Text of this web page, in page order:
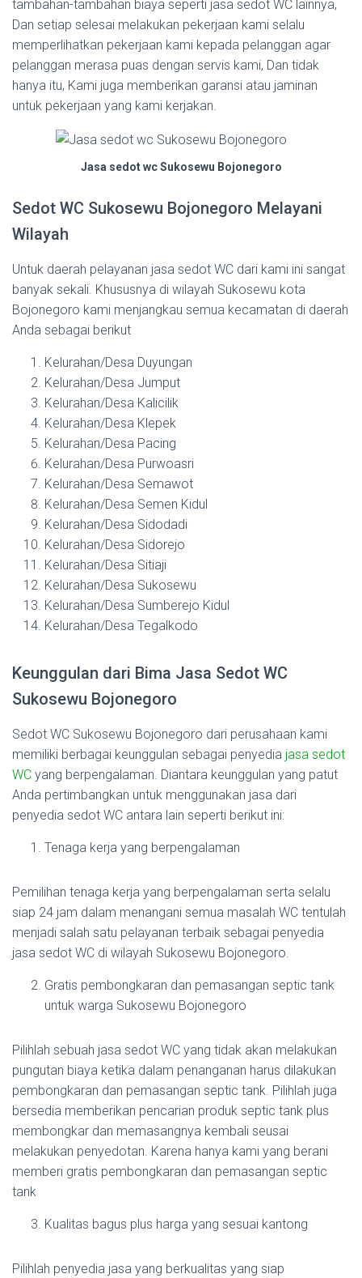
tambahan-tambahan biaya seperti jasa sedot WC lainnya,
Dan setiap selesai melakukan pekerjaan kami selalu
memperlihatkan pekerjaan kami kepada pelanggan agar
pelanggan merasa puas dengan servis kami, Dan tidak
hanya itu, Kami juga memberikan garansi atau jaminan
untuk pekerjaan yang kami kerjakan.
Jasa sedot wc Sukosewu Bojonegoro
Sedot WC Sukosewu Bojonegoro Melayani
Wilayah
Untuk daerah pelayanan jasa sedot WC dari kami ini sangat
banyak sekali. Khususnya di wilayah Sukosewu kota
Bojonegoro kami menjangkau semua kecamatan di daerah
Anda sebagai berikut
Kelurahan/Desa Duyungan
Kelurahan/Desa Jumput
Kelurahan/Desa Kalicilik
Kelurahan/Desa Klepek
Kelurahan/Desa Pacing
Kelurahan/Desa Purwoasri
Kelurahan/Desa Semawot
Kelurahan/Desa Semen Kidul
Kelurahan/Desa Sidodadi
Kelurahan/Desa Sidorejo
Kelurahan/Desa Sitiaji
Kelurahan/Desa Sukosewu
Kelurahan/Desa Sumberejo Kidul
Kelurahan/Desa Tegalkodo
Keunggulan dari Bima Jasa Sedot WC
Sukosewu Bojonegoro
Sedot WC Sukosewu Bojonegoro dari perusahaan kami
memiliki berbagai keunggulan sebagai penyedia jasa sedot
WC yang berpengalaman. Diantara keunggulan yang patut
Anda pertimbangkan untuk menggunakan jasa dari
penyedia sedot WC antara lain seperti berikut ini:
Tenaga kerja yang berpengalaman
Pemilihan tenaga kerja yang berpengalaman serta selalu
siap 24 jam dalam menangani semua masalah WC tentulah
menjadi salah satu pelayanan terbaik sebagai penyedia
jasa sedot WC di wilayah Sukosewu Bojonegoro.
Gratis pembongkaran dan pemasangan septic tank
untuk warga Sukosewu Bojonegoro
Pilihlah sebuah jasa sedot WC yang tidak akan melakukan
pungutan biaya ketika dalam penanganan harus dilakukan
pembongkaran dan pemasangan septic tank. Pilihlah juga
bersedia memberikan pencarian produk septic tank plus
membongkar dan memasangnya kembali seusai
melakukan penyedotan. Karena hanya kami yang berani
memberi gratis pembongkaran dan pemasangan septic
tank
Kualitas bagus plus harga yang sesuai kantong
Pilihlah penyedia jasa yang berkualitas yang siap